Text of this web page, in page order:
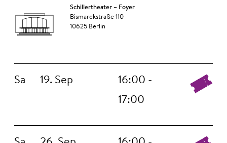
Schillertheater – Foyer
Bismarckstraße 110
10625 Berlin
Sa 19. Sep
16:00 -
17:00